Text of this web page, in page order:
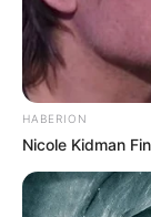
HABERION
Nicole Kidman